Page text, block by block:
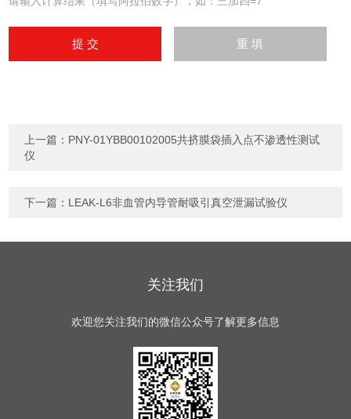
上一篇： PNY-01YBB00102005共挤膜袋插入点不渗透性测试
仪
下一篇： LEAK-L6非血管内导管耐吸引真空泄漏试验仪
关注我们
欢迎您关注我们的微信公众号了解更多信息